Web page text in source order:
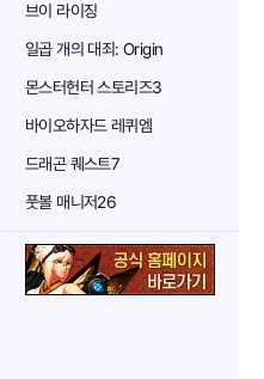
브이 라이징
일곱 개의 대죄: Origin
몬스터헌터 스토리즈3
바이오하자드 레퀴엠
드래곤 퀘스트7
풋볼 매니저26